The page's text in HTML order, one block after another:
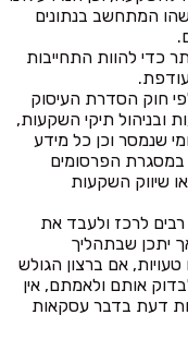
המתחשב בנתונים
כדי להוות התחייבות
חוק הסדרת העיסוק
ובניהול תיקי השקעות,
פרסומי שנמסר וכן כל מידע
הפרסומים
שיווק השקעות
לרכז ולעבד את
יתכן שבתהליך
אם ברצון הגולש
אותם ולאמתם, אין
דעת בדבר עסקאות